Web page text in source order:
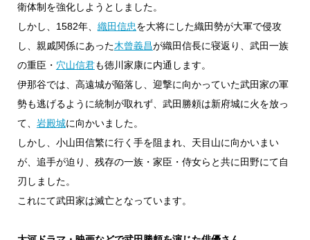
衛体制を強化しようとしました。
しかし、1582年、 織田信忠を大将にした織田勢が大軍で侵攻
し、親戚関係にあった木曾義昌が織田信長に寝返り、武田一族
の重臣・ 穴山信君も徳川家康に内通します。
伊那谷では、高遠城が陥落し、迎撃に向かっていた武田家の軍
勢も逃げるように統制が取れず、武田勝頼は新府城に火を放っ
て、 岩殿城に向かいました。
しかし、小山田信繁に行く手を阻まれ、天目山に向かいまい
が、追手が迫り、残存の一族・家臣・侍女らと共に田野にて自
刃しました。
これにて武田家は滅亡となっています。